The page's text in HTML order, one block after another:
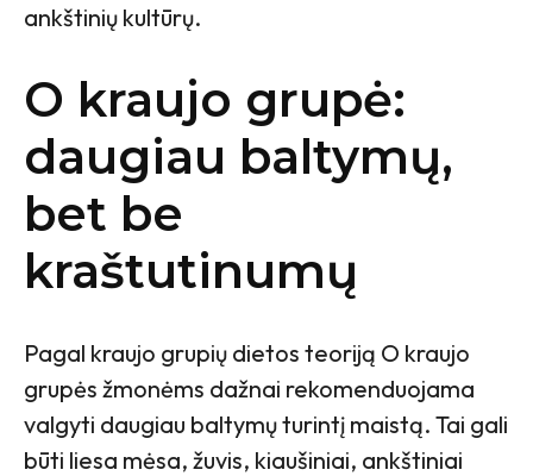
ankštinių kultūrų.
O kraujo grupė:
daugiau baltymų,
bet be
kraštutinumų
Pagal kraujo grupių dietos teoriją O kraujo
grupės žmonėms dažnai rekomenduojama
valgyti daugiau baltymų turintį maistą. Tai gali
būti liesa mėsa, žuvis, kiaušiniai, ankštiniai